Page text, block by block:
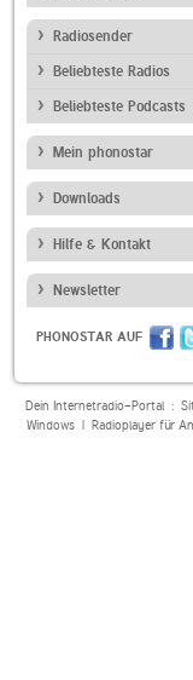
Radiosender
Beliebteste Radios
Beliebteste Podcasts
Mein phonostar
Downloads
Hilfe & Kontakt
Newsletter
PHONOSTAR AUF
Radio Rheiderland
Dein Internetradio-Portal :
Windows| Radioplayer für